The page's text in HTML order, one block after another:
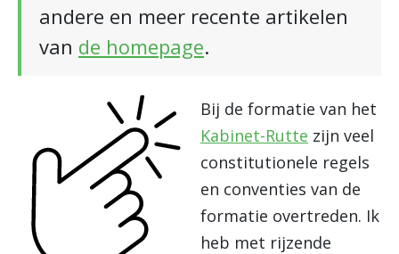
andere en meer recente artikelen
van de homepage.
Bij de formatie van het
Kabinet-Rutte zijn veel
constitutionele regels
en conventies van de
formatie overtreden. Ik
heb met rijzende